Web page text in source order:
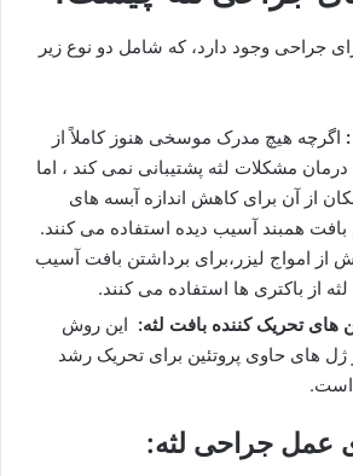
جراحی وجود دارد، که شامل دو نوع زیر
اگرچه هیچ مدرک موسخی هنوز کاملاً از
درمان مشکلات لثه پشتیبانی نمی کند ، اما
از آن برای کاهش اندازه آبسه های
بافت همبند آسیب دیده استفاده می کنند.
از امواج لیزر،برای برداشتن بافت آسیب
از باکتری ها استفاده می کنند.
های تحریک کننده بافت لثه: این روش
ژل های حاوی پروتئین برای تحریک رشد
است.
عمل جراحی لثه: